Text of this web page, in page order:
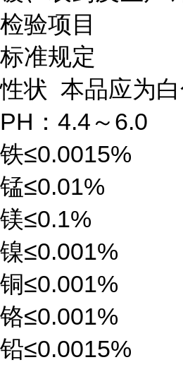
检验项目
标准规定
性状 本品应为
PH：4.4～6.0
铁≤0.0015%
锰≤0.01%
镁≤0.1%
镍≤0.001%
铜≤0.001%
铬≤0.001%
铅≤0.0015%